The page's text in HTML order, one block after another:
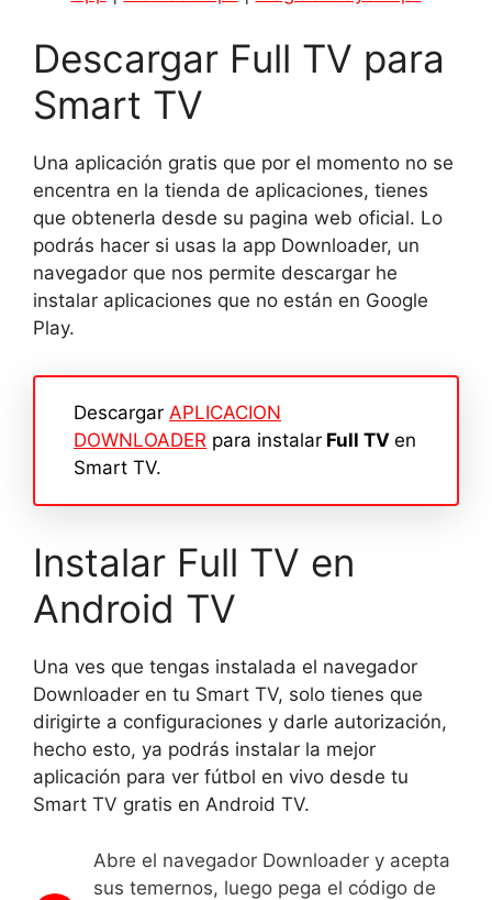
Descargar Full TV para
Smart TV
Una aplicación gratis que por el momento no se
encentra en la tienda de aplicaciones, tienes
que obtenerla desde su pagina web oficial. Lo
podrás hacer si usas la app Downloader, un
navegador que nos permite descargar he
instalar aplicaciones que no están en Google
Play.
Descargar APLICACION
DOWNLOADER para instalar Full TV en
Smart TV.
Instalar Full TV en
Android TV
Una ves que tengas instalada el navegador
Downloader en tu Smart TV, solo tienes que
dirigirte a configuraciones y darle autorización,
hecho esto, ya podrás instalar la mejor
aplicación para ver fútbol en vivo desde tu
Smart TV gratis en Android TV.
Abre el navegador Downloader y acepta
sus temernos, luego pega el código de